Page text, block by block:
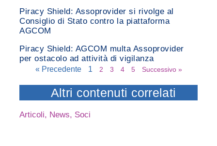
Piracy Shield: Assoprovider si rivolge al
Consiglio di Stato contro la piattaforma
AGCOM
Piracy Shield: AGCOM multa Assoprovider
per ostacolo ad attività di vigilanza
« Precedente 1 2 3 4 5 Successivo »
Altri contenuti correlati
Articoli, News, Soci